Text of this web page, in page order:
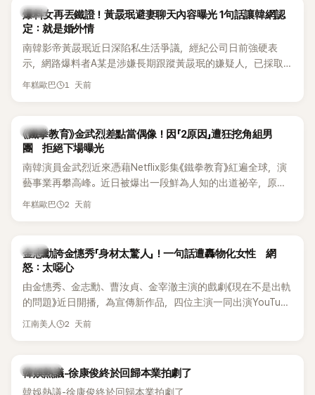
召開了一場泳裝記者招待會。當時她穿著比基尼站在一排攝影
機前，面對媒體擺出各種姿勢，畫面至今仍被網友津津樂道。
這段為平息爭議、直接公開腋下畫面自證清白的往事再度被提
起，節目現場立刻充滿驚呼聲與笑聲，也再次讓人見識到她面
對流言時「豁出去」的直率性格。其實她過去也曾在 SBS 節目
《脫掉鞋子恢單4Men》 中，親自公開那張當年引發話題的「腋下
員身分出道，該團在 2000 年代初期紅極一時，由李智惠、徐
智英兩位女成員，以及張錫炫、Chris Kim 兩位男成員組成。不
過後來爆出長達四年的團內霸凌風波，甚至傳出徐智英母親對
李智惠言語辱罵、動手等爭議，最終團體於 2002 年解散。 團
體解散後，李智惠轉型 solo，靠著綜藝與歌唱實力持續活躍演
藝圈。據悉，她當年能加入 S#arp，也與 李尚敏 的賞識有關。
感情方面，李智惠於 2017 年與圈外男友結婚，婚後育有兩個
目，她經營的 YouTube 頻道也即將突破百萬訂閱，近年內容深
受網友喜愛，再度迎來事業第二春。
韓星
爆料女再丟鐵證！黃晸珉避妻聊天內容曝光 1句話讓韓網認
定：就是婚外情
南韓影帝黃晸珉近日深陷私生活爭議，經紀公司日前強硬表
示，網路爆料者A某是涉嫌長期跟蹤黃晸珉的嫌疑人，已採取
法律行動。不過，A某並未因此停止發聲，5日再度透過社群平
年糕歐巴 1 天前
韓星
《鐵拳教育》金武烈差點當偶像！因「2原因」遭狂挖角組男
團 拒絕下場曝光
南韓演員金武烈近來憑藉Netflix影集《鐵拳教育》紅遍全球，演
藝事業再攀高峰。近日被爆出一段鮮為人知的出道祕辛，原來
他當年差點不是以演員身分出道，而是成為男團偶像的一員。
年糕歐巴 2 天前
韓星
金志勳誇金憓秀「身材太驚人」！一句話遭轟物化女性 網
怒：太噁心
由金憓秀、金志勳、曹汝貞、金宰澈主演的戲劇《現在不是出軌
的問題》近日開播，為宣傳新作品，四位主演一同出演YouTube
節目，不料訪談中的一段發言卻意外掀起爭議。不少網友認
江南美人 2 天前
熱議討論
韓娛熱議-徐康俊終於回歸本業拍劇了
韓娛熱議-徐康俊終於回歸本業拍劇了